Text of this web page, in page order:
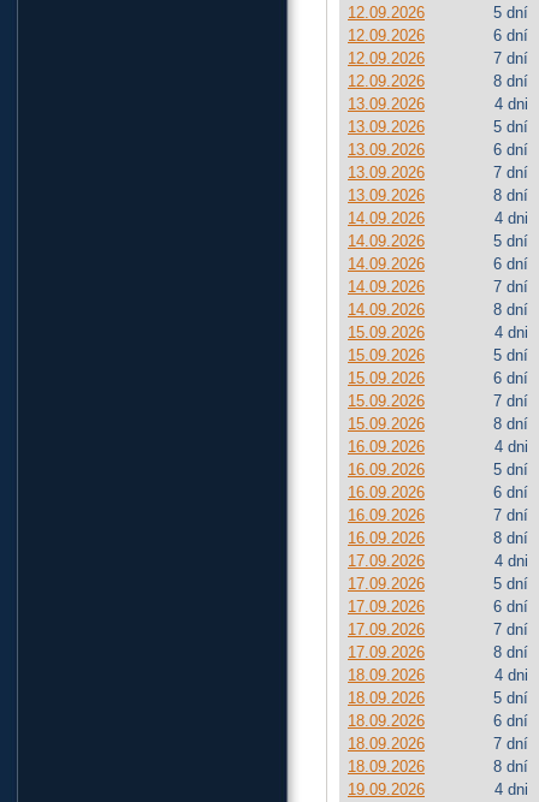
12.09.2026
5 dní
12.09.2026
6 dní
12.09.2026
7 dní
12.09.2026
8 dní
13.09.2026
4 dni
13.09.2026
5 dní
13.09.2026
6 dní
13.09.2026
7 dní
13.09.2026
8 dní
14.09.2026
4 dni
14.09.2026
5 dní
14.09.2026
6 dní
14.09.2026
7 dní
14.09.2026
8 dní
15.09.2026
4 dni
15.09.2026
5 dní
15.09.2026
6 dní
15.09.2026
7 dní
15.09.2026
8 dní
16.09.2026
4 dni
16.09.2026
5 dní
16.09.2026
6 dní
16.09.2026
7 dní
16.09.2026
8 dní
17.09.2026
4 dni
17.09.2026
5 dní
17.09.2026
6 dní
17.09.2026
7 dní
17.09.2026
8 dní
18.09.2026
4 dni
18.09.2026
5 dní
18.09.2026
6 dní
18.09.2026
7 dní
18.09.2026
8 dní
19.09.2026
4 dni